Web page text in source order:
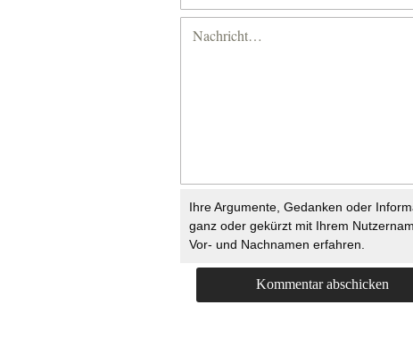
Ihre Argumente, Gedanken oder
ganz oder gekürzt mit Ihrem
Vor- und Nachnamen erfahren.